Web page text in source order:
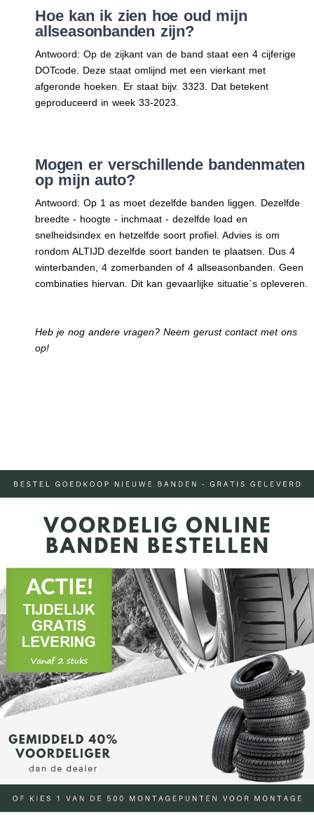
Hoe kan ik zien hoe oud mijn
allseasonbanden zijn?
Antwoord: Op de zijkant van de band staat een 4 cijferige
DOTcode. Deze staat omlijnd met een vierkant met
afgeronde hoeken. Er staat bijv. 3323. Dat betekent
geproduceerd in week 33-2023.
Mogen er verschillende bandenmaten
op mijn auto?
Antwoord: Op 1 as moet dezelfde banden liggen. Dezelfde
breedte - hoogte - inchmaat - dezelfde load en
snelheidsindex en hetzelfde soort profiel. Advies is om
rondom ALTIJD dezelfde soort banden te plaatsen. Dus 4
winterbanden, 4 zomerbanden of 4 allseasonbanden. Geen
combinaties hiervan. Dit kan gevaarlijke situatie`s opleveren.
Heb je nog andere vragen? Neem gerust contact met ons
op!